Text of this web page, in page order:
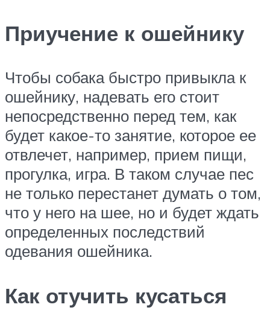
Приучение к ошейнику
Чтобы собака быстро привыкла к
ошейнику, надевать его стоит
непосредственно перед тем, как
будет какое-то занятие, которое ее
отвлечет, например, прием пищи,
прогулка, игра. В таком случае пес
не только перестанет думать о том,
что у него на шее, но и будет ждать
определенных последствий
одевания ошейника.
Как отучить кусаться